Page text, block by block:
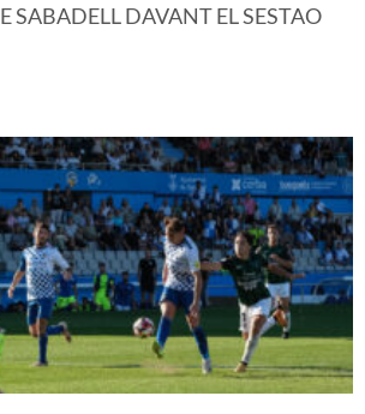
SABADELL DAVANT EL SESTAO